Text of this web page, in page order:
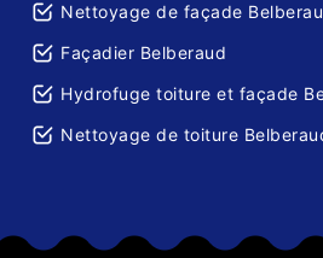
Nettoyage de façade
Façadier Belberaud
Hydrofuge toiture et façade
Nettoyage de toiture